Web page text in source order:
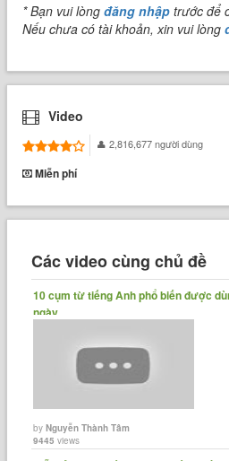
* Bạn vui lòngđăng nhập trước để
Nếu chưa có tài khoản, xin vui lòng
Video
2,816,677 người dùng
Miễn phí
Các video cùng chủ đề
10 cụm từ tiếng Anh phổ biến được
ngày
byNguyễn Thành Tâm
9445 views